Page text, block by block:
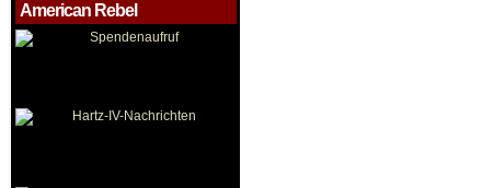
American Rebel